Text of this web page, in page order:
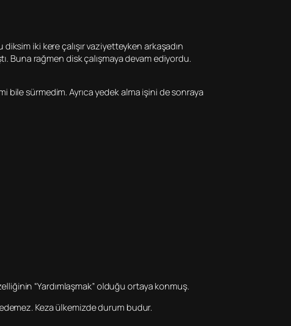
iki kere çalışır vaziyetteyken arkaşadın
Buna rağmen disk çalışmaya devam ediyordu.
bile sürmedim. Ayrıca yedek alma işini de sonraya
“Yardımlaşmak” olduğu ortaya konmuş.
Keza ülkemizde durum budur.